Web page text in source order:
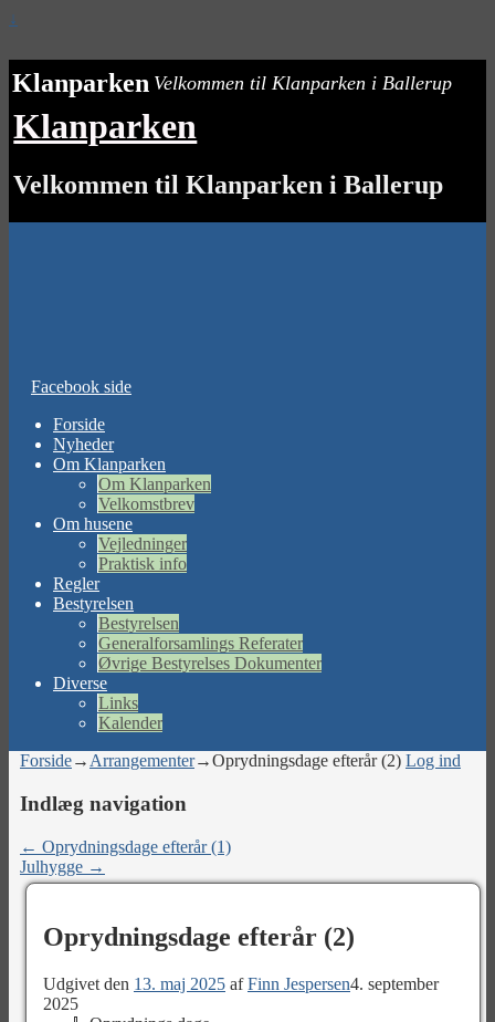
↓
Klanparken Velkommen til Klanparken i Ballerup
Klanparken
Velkommen til Klanparken i Ballerup
Facebook side
Forside
Nyheder
Om Klanparken
Om Klanparken
Velkomstbrev
Om husene
Vejledninger
Praktisk info
Regler
Bestyrelsen
Bestyrelsen
Generalforsamlings Referater
Øvrige Bestyrelses Dokumenter
Diverse
Links
Kalender
Forside→ Arrangementer→Oprydningsdage efterår (2) Log ind
Indlæg navigation
← Oprydningsdage efterår (1)
Julhygge →
Oprydningsdage efterår (2)
Udgivet den 13. maj 2025 afFinn Jespersen4. september
2025